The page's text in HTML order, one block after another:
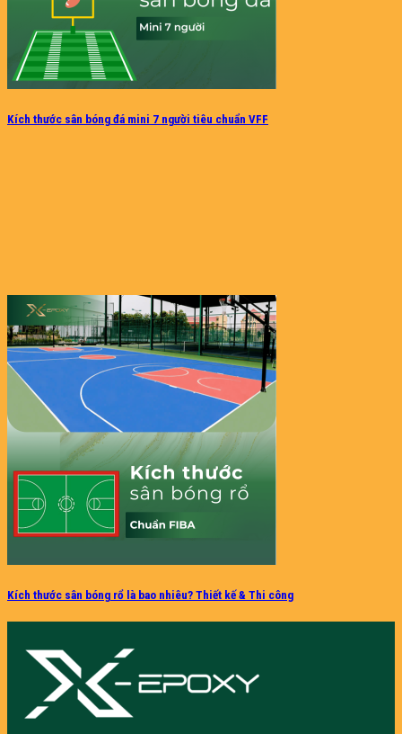
Kích thước sân bóng đá mini 7 người tiêu chuẩn VFF
Kích thước sân bóng rổ là bao nhiêu? Thiết kế & Thi công